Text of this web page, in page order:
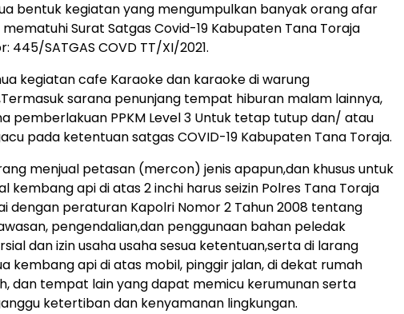
bentuk kegiatan yang mengumpulkan banyak orang afar
Surat Satgas Covid-19 Kabupaten Tana Toraja
445/SATGAS COVD TT/XI/2021.
kegiatan cafe Karaoke dan karaoke di warung
sarana penunjang tempat hiburan malam lainnya,
pemberlakuan PPKM Level 3 Untuk tetap tutup dan/ atau
pada ketentuan satgas COVID-19 Kabupaten Tana Toraja.
menjual petasan (mercon) jenis apapun,dan khusus untuk
kembang api di atas 2 inchi harus seizin Polres Tana Toraja
dengan peraturan Kapolri Nomor 2 Tahun 2008 tentang
pengendalian,dan penggunaan bahan peledak
dan izin usaha usaha sesua ketentuan,serta di larang
kembang api di atas mobil, pinggir jalan, di dekat rumah
dan tempat lain yang dapat memicu kerumunan serta
ketertiban dan kenyamanan lingkungan.